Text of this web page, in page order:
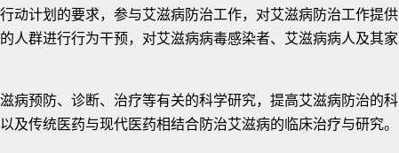
动计划的要求，参与艾滋病防治工作，对艾滋病防治工作提供
人群进行行为干预，对艾滋病病毒感染者、艾滋病病人及其家
预防、诊断、治疗等有关的科学研究，提高艾滋病防治的科
及传统医药与现代医药相结合防治艾滋病的临床治疗与研究。